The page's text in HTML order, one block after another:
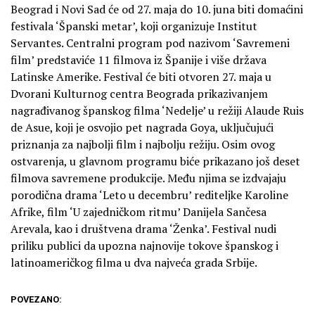
Beograd i Novi Sad će od 27. maja do 10. juna biti domaćini
festivala ‘Španski metar’, koji organizuje Institut
Servantes. Centralni program pod nazivom ‘Savremeni
film’ predstaviće 11 filmova iz Španije i više država
Latinske Amerike. Festival će biti otvoren 27. maja u
Dvorani Kulturnog centra Beograda prikazivanjem
nagrađivanog španskog filma ‘Nedelje’ u režiji Alaude Ruis
de Asue, koji je osvojio pet nagrada Goya, uključujući
priznanja za najbolji film i najbolju režiju. Osim ovog
ostvarenja, u glavnom programu biće prikazano još deset
filmova savremene produkcije. Među njima se izdvajaju
porodična drama ‘Leto u decembru’ rediteljke Karoline
Afrike, film ‘U zajedničkom ritmu’ Danijela Sančesa
Arevala, kao i društvena drama ‘Ženka’. Festival nudi
priliku publici da upozna najnovije tokove španskog i
latinoameričkog filma u dva najveća grada Srbije.
POVEZANO: